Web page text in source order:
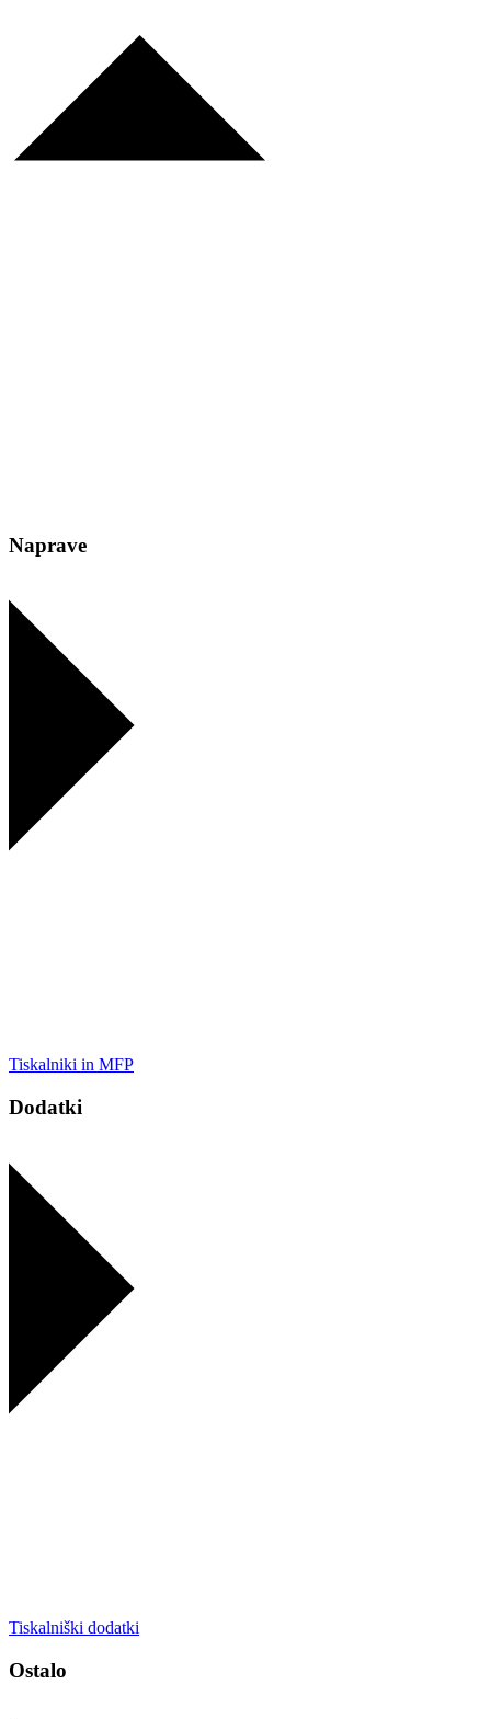
Naprave
Tiskalniki in MFP
Dodatki
Tiskalniški dodatki
Ostalo